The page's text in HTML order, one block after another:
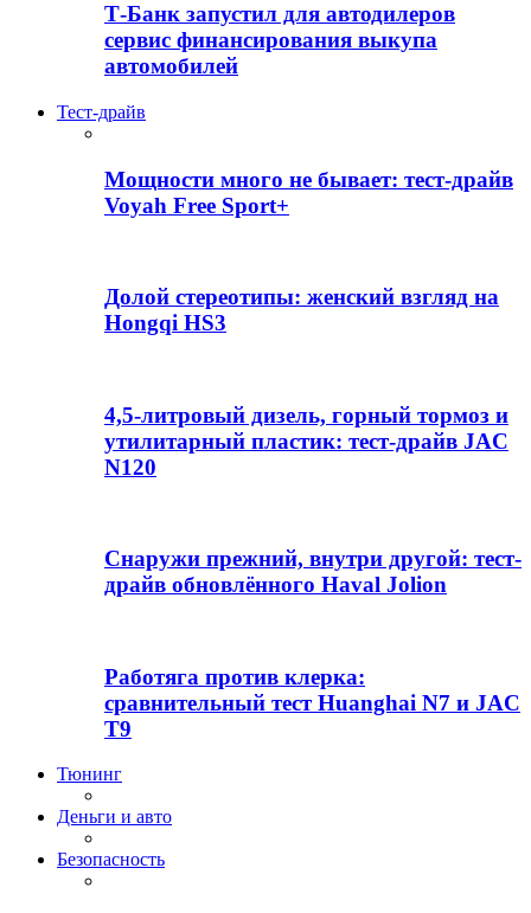
Т-Банк запустил для автодилеров
сервис финансирования выкупа
автомобилей
Тест-драйв
Мощности много не бывает: тест-драйв
Voyah Free Sport+
Долой стереотипы: женский взгляд на
Hongqi HS3
4,5-литровый дизель, горный тормоз и
утилитарный пластик: тест-драйв JAC
N120
Снаружи прежний, внутри другой: тест-
драйв обновлённого Haval Jolion
Работяга против клерка:
сравнительный тест Huanghai N7 и JAC
T9
Тюнинг
Деньги и авто
Безопасность